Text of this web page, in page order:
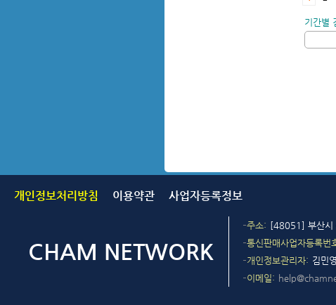
기간별
개인정보처리방침 이용약관 사업자등록정보
주소 [48051] 부산시
통신판매사업자등록번
개인정보관리자
김민영
이메일